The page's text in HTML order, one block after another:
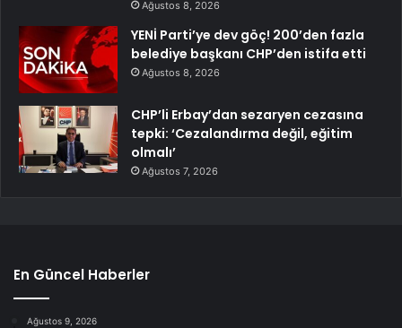
Ağustos 8, 2026
YENİ Parti’ye dev göç! 200’den fazla
belediye başkanı CHP’den istifa etti
Ağustos 8, 2026
CHP’li Erbay’dan sezaryen cezasına
tepki: ‘Cezalandırma değil, eğitim
olmalı’
Ağustos 7, 2026
En Güncel Haberler
Ağustos 9, 2026